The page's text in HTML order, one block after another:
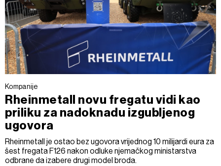
Kompanije
Rheinmetall novu fregatu vidi kao
priliku za nadoknadu izgubljenog
ugovora
Rheinmetall je ostao bez ugovora vrijednog 10 milijardi eura za
šest fregata F126 nakon odluke njemačkog ministarstva
odbrane da izabere drugi model broda.